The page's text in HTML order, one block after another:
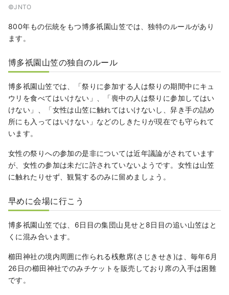
©︎JNTO
800年もの伝統をもつ博多祇園山笠では、独特のルールがあり
ます。
博多祇園山笠の独自のルール
博多祇園山笠では、「祭りに参加する人は祭りの期間中にキュ
ウリを食べてはいけない」、「喪中の人は祭りに参加してはい
けない」、「女性は山笠に触れてはいけないし、舁き手の詰め
所にも入ってはいけない」などのしきたりが現在でも守られて
います。
女性の祭りへの参加の是非については近年議論がされています
が、女性の参加は未だに許されていないようです。女性は山笠
に触れたりせず、観覧するのみに留めましょう。
早めに会場に行こう
博多祇園山笠では、6日目の集団山見せと8日目の追い山笠はと
くに混み合います。
櫛田神社の境内周囲に作られる桟敷席(さじきせき)は、毎年6月
26日の櫛田神社でのみチケットを販売しており席の入手は困難
です。